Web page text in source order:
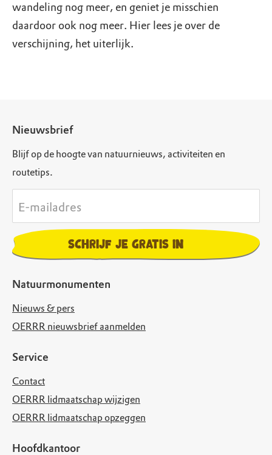
wandeling nog meer, en geniet je misschien
daardoor ook nog meer. Hier lees je over de
verschijning, het uiterlijk.
Natuurmonumenten
Nieuws & pers
OERRR nieuwsbrief aanmelden
Service
Contact
OERRR lidmaatschap wijzigen
OERRR lidmaatschap opzeggen
Hoofdkantoor
Nieuwsbrief
Blijf op de hoogte van natuurnieuws, activiteiten en
routetips.
E-mailadres
Schrijf je gratis in